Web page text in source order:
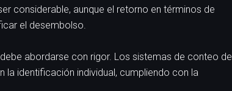
considerable, aunque el retorno en términos de
el desembolso.
abordarse con rigor. Los sistemas de conteo de
la identificación individual, cumpliendo con la